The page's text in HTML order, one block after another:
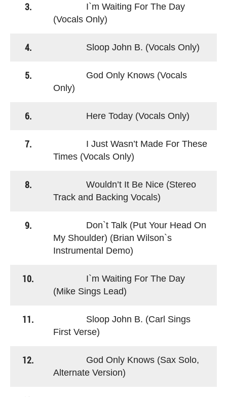
3.
I`m Waiting For The Day
(Vocals Only)
4. Sloop John B. (Vocals Only)
5.
God Only Knows (Vocals
Only)
6. Here Today (Vocals Only)
7.
I Just Wasn’t Made For These
Times (Vocals Only)
8.
Wouldn’t It Be Nice (Stereo
Track and Backing Vocals)
9.
Don`t Talk (Put Your Head On
My Shoulder) (Brian Wilson`s
Instrumental Demo)
10.
I`m Waiting For The Day
(Mike Sings Lead)
11.
Sloop John B. (Carl Sings
First Verse)
12.
God Only Knows (Sax Solo,
Alternate Version)